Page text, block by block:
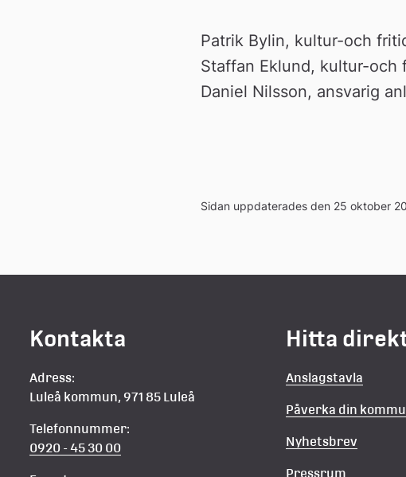
Patrik Bylin, kultur-och
Staffan Eklund, kultur-och
Daniel Nilsson, ansvarig
Sidan uppdaterades den 25 oktober
Kontakta
Adress:
Luleå kommun, 971 85 Luleå
Telefonnummer:
0920 - 45 30 00
Hitta
Anslagstavla
Påverka din
Nyhetsbrev
Pressrum